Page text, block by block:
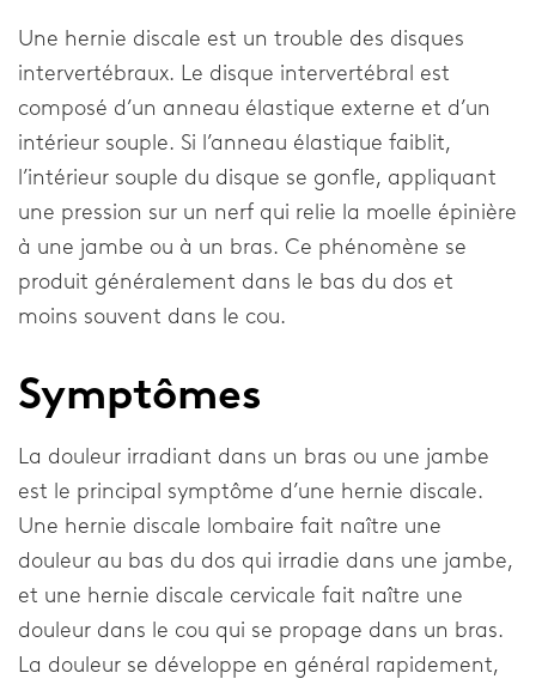
La colonne vertébrale
Le coude
L’épaule
Entreprise
À propos de notre entreprise
Actualités et Médias
Général
Contact
FAQ
Téléchargements
Une hernie discale est un trouble des disques
intervertébraux. Le disque intervertébral est
composé d’un anneau élastique externe et d’un
intérieur souple. Si l’anneau élastique faiblit,
l’intérieur souple du disque se gonfle, appliquant
une pression sur un nerf qui relie la moelle épinière
à une jambe ou à un bras. Ce phénomène se
produit généralement dans le bas du dos et
moins souvent dans le cou.
Symptômes
La douleur irradiant dans un bras ou une jambe
est le principal symptôme d’une hernie discale.
Une hernie discale lombaire fait naître une
douleur au bas du dos qui irradie dans une jambe,
et une hernie discale cervicale fait naître une
douleur dans le cou qui se propage dans un bras.
La douleur se développe en général rapidement,